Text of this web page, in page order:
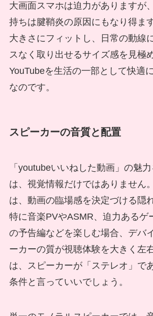
大画面スマホは迫力がありますが
持ちは腱鞘炎の原因にもなり得ま
大きさにフィットし、日常の動線
スなく取り出せるサイズ感を見極
YouTubeを生活の一部として快適
なのです。
スピーカーの音質と配置
「youtubeいいねした動画」の魅
は、視覚情報だけではありません
は、動画の臨場感を決定づける隠
特に音楽PVやASMR、迫力あるゲ
の予告編などを楽しむ場合、デバ
ーカーの質が視聴体験を大きく左
は、スピーカーが「ステレオ」で
条件と言っていいでしょう。